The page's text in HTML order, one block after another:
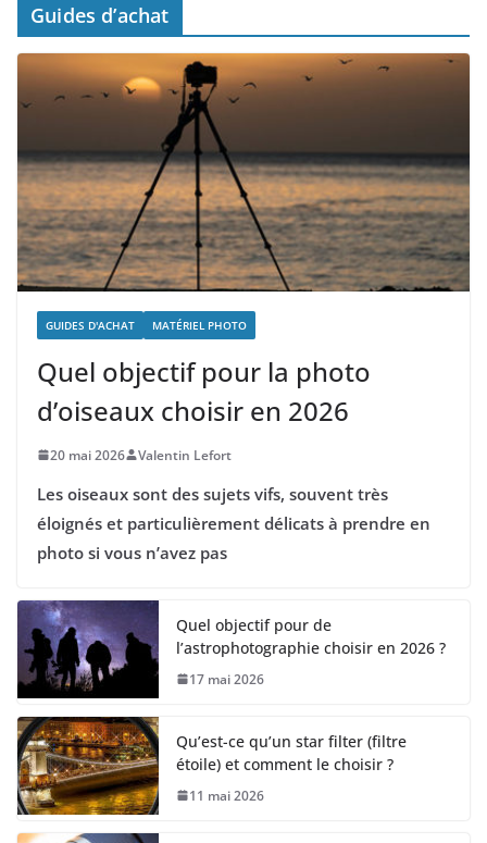
Guides d’achat
GUIDES D'ACHAT MATÉRIEL PHOTO
Quel objectif pour la photo
d’oiseaux choisir en 2026
20 mai 2026 Valentin Lefort
Les oiseaux sont des sujets vifs, souvent très
éloignés et particulièrement délicats à prendre en
photo si vous n’avez pas
Quel objectif pour de
l’astrophotographie choisir en 2026 ?
17 mai 2026
Qu’est-ce qu’un star filter (filtre
étoile) et comment le choisir ?
11 mai 2026